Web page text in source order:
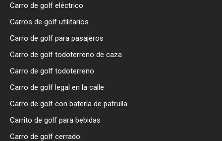
Carro de golf eléctrico
Carros de golf utilitarios
Carro de golf para pasajeros
Carro de golf todoterreno de caza
Carro de golf todoterreno
Carro de golf legal en la calle
Carro de golf con batería de patrulla
Carrito de golf para bebidas
Carro de golf cerrado